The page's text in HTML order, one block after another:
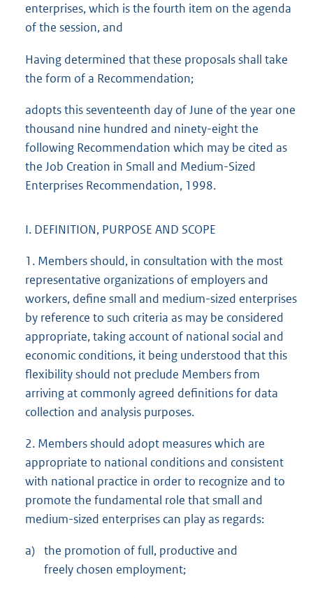
enterprises, which is the fourth item on the agenda
of the session, and
Having determined that these proposals shall take
the form of a Recommendation;
adopts this seventeenth day of June of the year one
thousand nine hundred and ninety-eight the
following Recommendation which may be cited as
the Job Creation in Small and Medium-Sized
Enterprises Recommendation, 1998.
I. DEFINITION, PURPOSE AND SCOPE
1. Members should, in consultation with the most
representative organizations of employers and
workers, define small and medium-sized enterprises
by reference to such criteria as may be considered
appropriate, taking account of national social and
economic conditions, it being understood that this
flexibility should not preclude Members from
arriving at commonly agreed definitions for data
collection and analysis purposes.
2. Members should adopt measures which are
appropriate to national conditions and consistent
with national practice in order to recognize and to
promote the fundamental role that small and
medium-sized enterprises can play as regards:
a) the promotion of full, productive and
freely chosen employment;